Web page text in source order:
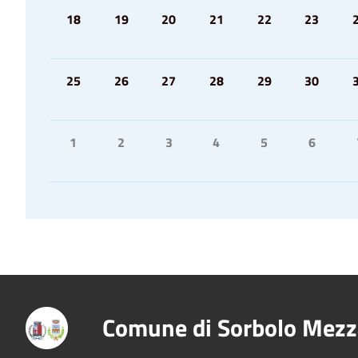
18 19 20 21 22 23
25 26 27 28 29 30
1 2 3 4 5 6
Comune di Sorbolo